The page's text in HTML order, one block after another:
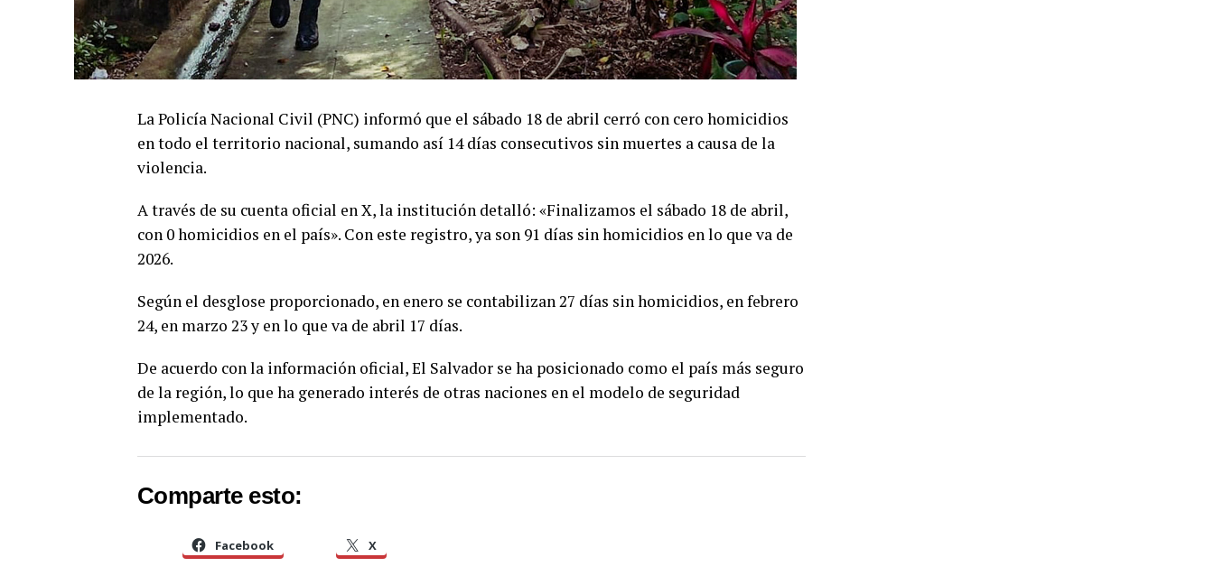
La Policía Nacional Civil (PNC) informó que el sábado 18 de abril cerró con cero homicidios
en todo el territorio nacional, sumando así 14 días consecutivos sin muertes a causa de la
violencia.
A través de su cuenta oficial en X, la institución detalló: «Finalizamos el sábado 18 de abril,
con 0 homicidios en el país». Con este registro, ya son 91 días sin homicidios en lo que va de
2026.
Según el desglose proporcionado, en enero se contabilizan 27 días sin homicidios, en febrero
24, en marzo 23 y en lo que va de abril 17 días.
De acuerdo con la información oficial, El Salvador se ha posicionado como el país más seguro
de la región, lo que ha generado interés de otras naciones en el modelo de seguridad
implementado.
Comparte esto:
Facebook X